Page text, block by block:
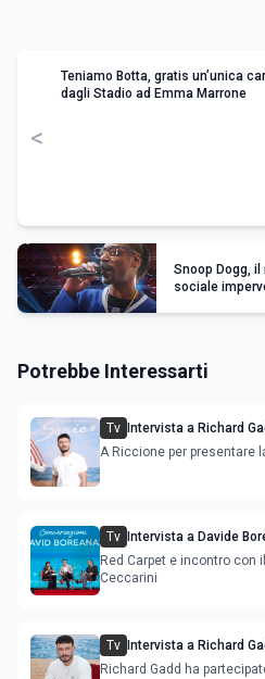
<
Teniamo Botta, gratis un’unica
dagli Stadio ad Emma Marrone
Snoop Dogg,
sociale
Potrebbe Interessarti
Tv
Intervista a Richard
A Riccione per presentare
Tv
Intervista a Davide
2026
Red Carpet e incontro con
Ceccarini
Tv
Intervista a Richard
Richard Gadd ha